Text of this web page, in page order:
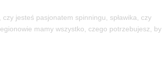
jesteś pasjonatem spinningu, spławika, czy
mamy wszystko, czego potrzebujesz, by